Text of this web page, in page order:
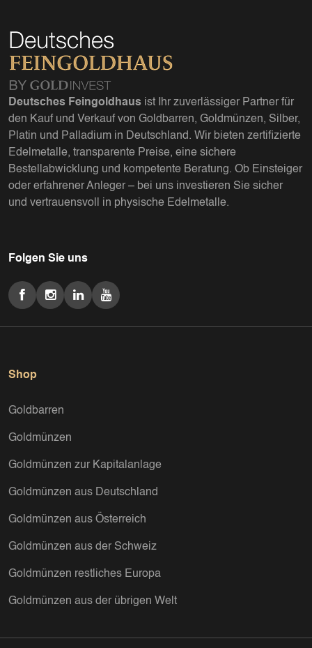
Deutsches Feingoldhaus ist Ihr zuverlässiger Partner für
den Kauf und Verkauf von Goldbarren, Goldmünzen, Silber,
Platin und Palladium in Deutschland. Wir bieten zertifizierte
Edelmetalle, transparente Preise, eine sichere
Bestellabwicklung und kompetente Beratung. Ob Einsteiger
oder erfahrener Anleger – bei uns investieren Sie sicher
und vertrauensvoll in physische Edelmetalle.
Folgen Sie uns
Shop
Goldbarren
Goldmünzen
Goldmünzen zur Kapitalanlage
Goldmünzen aus Deutschland
Goldmünzen aus Österreich
Goldmünzen aus der Schweiz
Goldmünzen restliches Europa
Goldmünzen aus der übrigen Welt